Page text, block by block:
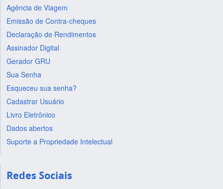
Agência de Viagem
Emissão de Contra-cheques
Declaração de Rendimentos
Assinador Digital
Gerador GRU
Sua Senha
Esqueceu sua senha?
Cadastrar Usuário
Livro Eletrônico
Dados abertos
Suporte a Propriedade Intelectual
Redes Sociais